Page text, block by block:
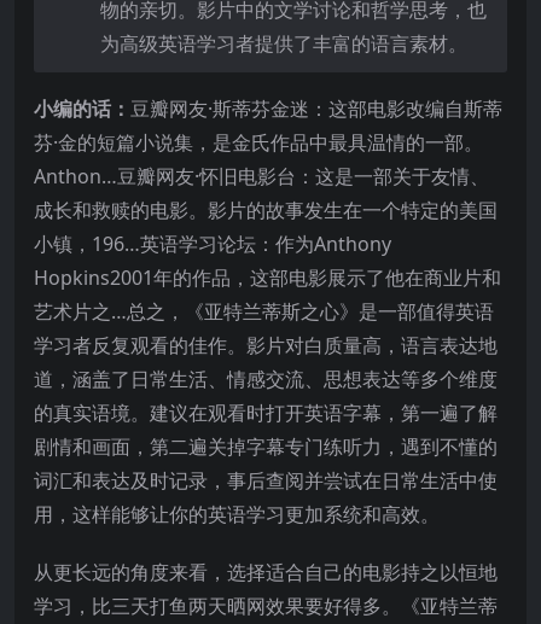
物的亲切。影片中的文学讨论和哲学思考，也
为高级英语学习者提供了丰富的语言素材。
小编的话： 豆瓣网友·斯蒂芬金迷：这部电影改编自斯蒂
芬·金的短篇小说集，是金氏作品中最具温情的一部。
Anthon…豆瓣网友·怀旧电影台：这是一部关于友情、
成长和救赎的电影。影片的故事发生在一个特定的美国
小镇，196…英语学习论坛：作为Anthony
Hopkins2001年的作品，这部电影展示了他在商业片和
艺术片之…总之，《亚特兰蒂斯之心》是一部值得英语
学习者反复观看的佳作。影片对白质量高，语言表达地
道，涵盖了日常生活、情感交流、思想表达等多个维度
的真实语境。建议在观看时打开英语字幕，第一遍了解
剧情和画面，第二遍关掉字幕专门练听力，遇到不懂的
词汇和表达及时记录，事后查阅并尝试在日常生活中使
用，这样能够让你的英语学习更加系统和高效。
从更长远的角度来看，选择适合自己的电影持之以恒地
学习，比三天打鱼两天晒网效果要好得多。《亚特兰蒂